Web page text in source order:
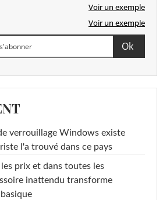
Voir un exemple
Voir un exemple
verrouillage Windows existe
l'a trouvé dans ce pays
prix et dans toutes les
inattendu transforme